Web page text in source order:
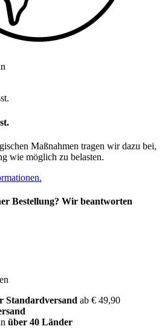
Maßnahmen tragen wir dazu bei,
wie möglich zu belasten.
Bestellung? Wir beantworten
Standardversand ab € 49,90
über 40 Länder